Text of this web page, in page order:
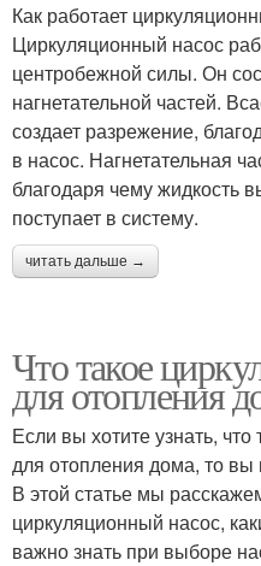
Как работает
Циркуляционный насос
центробежной силы. Он
нагнетательной частей.
создает разрежение,
в насос. Нагнетательная
благодаря чему жидкость
поступает в систему.
читать дальше →
Что такое
для отопления
Если вы хотите узнать,
для отопления дома, то
В этой статье мы
циркуляционный насос,
важно знать при выборе